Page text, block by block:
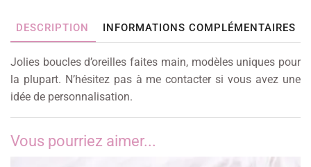
DESCRIPTION INFORMATIONS COMPLÉMENTAIRES
Jolies boucles d’oreilles faites main, modèles uniques pour
la plupart. N’hésitez pas à me contacter si vous avez une
idée de personnalisation.
Vous pourriez aimer...